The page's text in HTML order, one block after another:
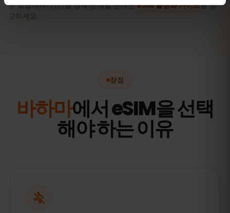
수 있습니다. 기기별 상세 단계별 안내는eSIM 활성화 가이드를 참
고하세요.
장점
바하마에서 eSIM을 선택
해야 하는 이유